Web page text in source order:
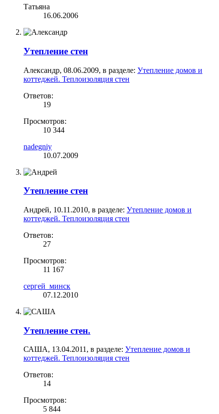
Татьяна
16.06.2006
Утепление стен
Александр, 08.06.2009, в разделе: Утепление домов и
коттеджей. Теплоизоляция стен
Ответов:
19
Просмотров:
10 344
nadegniy
10.07.2009
Утепление стен
Андрей, 10.11.2010, в разделе: Утепление домов и
коттеджей. Теплоизоляция стен
Ответов:
27
Просмотров:
11 167
сергей_минск
07.12.2010
Утепление стен.
САША, 13.04.2011, в разделе: Утепление домов и
коттеджей. Теплоизоляция стен
Ответов:
14
Просмотров:
5 844